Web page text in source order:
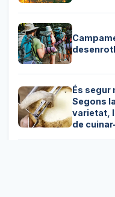
És segur
Segons
varietat,
de